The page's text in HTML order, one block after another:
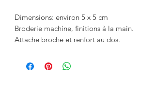
Dimensions: environ 5 x 5 cm
Broderie machine, finitions à la main.
Attache broche et renfort au dos.